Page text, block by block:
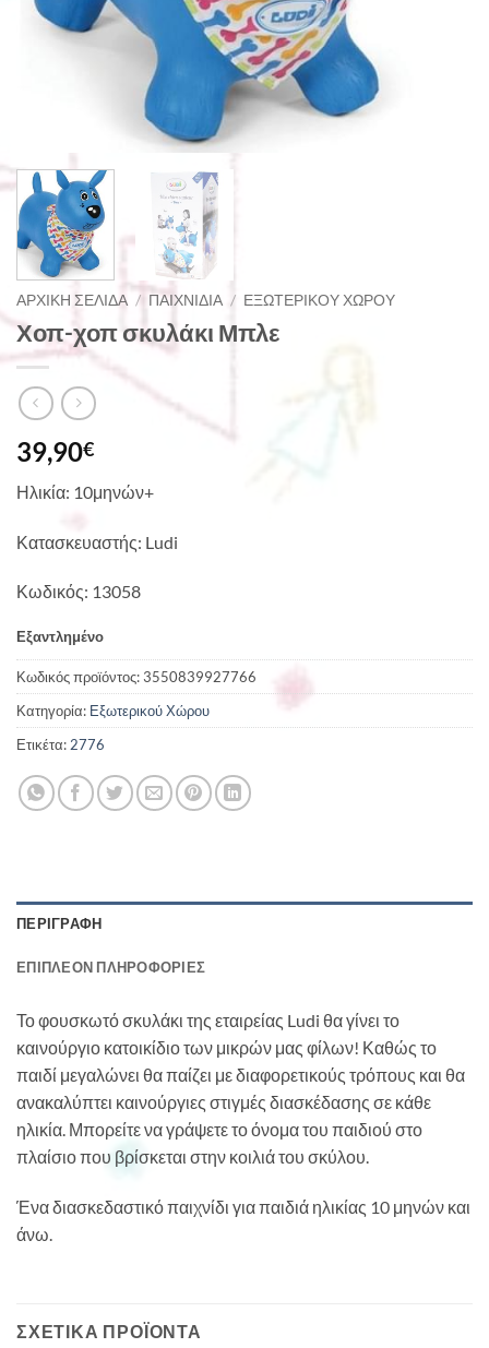
ΑΡΧΙΚΉ ΣΕΛΊΔΑ / ΠΑΙΧΝΊΔΙΑ / ΕΞΩΤΕΡΙΚΟΎ ΧΏΡΟΥ
Χοπ-χοπ σκυλάκι Μπλε
39,90€
Ηλικία: 10μηνών+
Κατασκευαστής: Ludi
Κωδικός: 13058
Εξαντλημένο
Κωδικός προϊόντος:3550839927766
Κατηγορία: Εξωτερικού Χώρου
Ετικέτα: 2776
ΠΕΡΙΓΡΑΦΉ
ΕΠΙΠΛΈΟΝ ΠΛΗΡΟΦΟΡΊΕΣ
Το φουσκωτό σκυλάκι της εταιρείας Ludi θα γίνει το
καινούργιο κατοικίδιο των μικρών μας φίλων! Καθώς το
παιδί μεγαλώνει θα παίζει με διαφορετικούς τρόπους και θα
ανακαλύπτει καινούργιες στιγμές διασκέδασης σε κάθε
ηλικία. Μπορείτε να γράψετε το όνομα του παιδιού στο
πλαίσιο που βρίσκεται στην κοιλιά του σκύλου.
Ένα διασκεδαστικό παιχνίδι για παιδιά ηλικίας 10 μηνών και
άνω.
ΣΧΕΤΙΚΆ ΠΡΟΪΌΝΤΑ